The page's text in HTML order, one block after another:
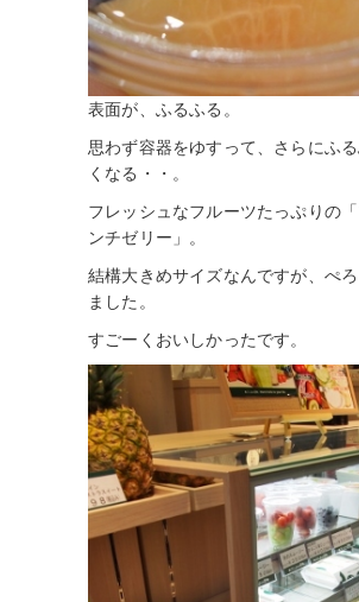
表面が、ふるふる。
思わず容器をゆすって、さらにふ
くなる・・。
フレッシュなフルーツたっぷりの
ンチゼリー」。
結構大きめサイズなんですが、ぺ
ました。
すごーくおいしかったです。